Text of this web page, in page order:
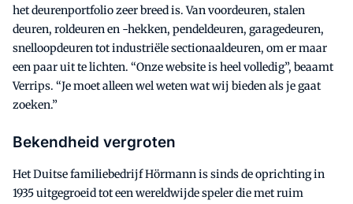
het deurenportfolio zeer breed is. Van voordeuren, stalen
deuren, roldeuren en -hekken, pendeldeuren, garagedeuren,
snelloopdeuren tot industriële sectionaaldeuren, om er maar
een paar uit te lichten. “Onze website is heel volledig”, beaamt
Verrips. “Je moet alleen wel weten wat wij bieden als je gaat
zoeken.”
Bekendheid vergroten
Het Duitse familiebedrijf Hörmann is sinds de oprichting in
1935 uitgegroeid tot een wereldwijde speler die met ruim